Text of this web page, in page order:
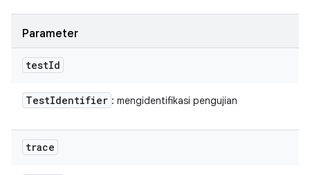
Parameter
testId
TestIdentifier : mengidentifikasi pengujian
trace